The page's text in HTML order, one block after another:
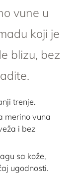
vune u
koji je
blizu, bez
trenje.
merino vuna
i bez
sa kože,
ugodnosti.